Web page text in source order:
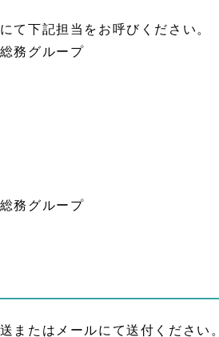
て下記担当をお呼びください。
務グループ
務グループ
またはメールにて送付ください。